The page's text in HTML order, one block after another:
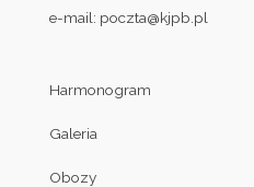
e-mail: poczta@kjpb.pl
Harmonogram
Galeria
Obozy